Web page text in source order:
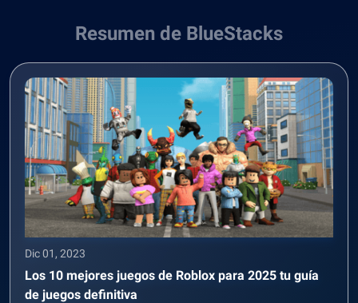
Resumen de BlueStacks
Dic 01, 2023
Los 10 mejores juegos de Roblox para 2025 tu guía
de juegos definitiva